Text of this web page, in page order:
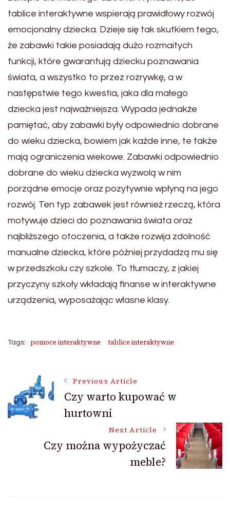
tablice interaktywne wspierają prawidłowy rozwój
emocjonalny dziecka. Dzieje się tak skutkiem tego,
że zabawki takie posiadają dużo rozmaitych
funkcji, które gwarantują dziecku poznawania
świata, a wszystko to przez rozrywkę, a w
następstwie tego kwestia, jaka dla małego
dziecka jest najważniejsza. Wypada jednakże
pamiętać, aby zabawki były odpowiednio dobrane
do wieku dziecka, bowiem jak każde inne, te także
mają ograniczenia wiekowe. Zabawki odpowiednio
dobrane do wieku dziecka wyzwolą w nim
porządne emocje oraz pozytywnie wpłyną na jego
rozwój. Ten typ zabawek jest również rzeczą, która
motywuje dzieci do poznawania świata oraz
najbliższego otoczenia, a także rozwija zdolność
manualne dziecka, które później przydadzą mu się
w przedszkolu czy szkole. To tłumaczy, z jakiej
przyczyny szkoły wkładają finanse w interaktywne
urządzenia, wyposażając własne klasy.
Tags: pomoce interaktywne tablice interaktywne
Post
Navigation
Previous Article
Czy warto kupować w
hurtowni
Next Article
Czy można wypożyczać
meble?